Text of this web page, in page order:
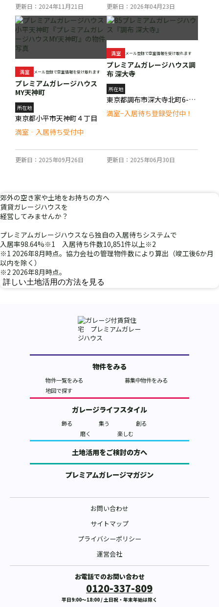
更新日：2024年11月21日 更新日：2026年04月23日
満室 メール登録で空室情報を受け取れます
プレミアムガレージハウス
MY天神町
所在地
東京都小平市天神町４丁目
満室‐入居待ち受付中
更新日：2025年09月26日
満室 メール登録で空室情報を受け取れます
プレミアムガレージハウス調
布 深大寺
所在地
東京都調布市深大寺北町6-14-31
満室−入居待ち登録受付中！
更新日：2025年06月30日
郊外の空き家や土地をお持ちの方へ
賃貸ガレージハウスを
経営 してみませんか？
プレミアムガレージハウスなら独自の入居待ちシステムで
入居率98.64%※1 入居待ち件数10,851件以上※2
※1 2026年8月時点。協力会社の管理物件数により算出（竣工後6か月
以内を除く）
※2 2026年8月時点。
詳しい土地活用の方法を見る
物件をみる
物件一覧をみる
募集中物件をみる
地図で探す
ガレージライフスタイル
飾る 集う
創る
磨く
楽しむ
土地活用をご検討の方へ
プレミアムガレージマガジン
お問い合わせ
サイトマップ
プライバシーポリシー
運営会社
お電話でのお問い合わせ
0120-337-809
平日9:00〜18:00 / 土日祝・年末年始は除く